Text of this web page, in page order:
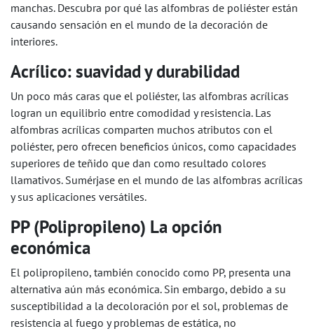
manchas. Descubra por qué las alfombras de poliéster están
causando sensación en el mundo de la decoración de
interiores.
Acrílico: suavidad y durabilidad
Un poco más caras que el poliéster, las alfombras acrílicas
logran un equilibrio entre comodidad y resistencia. Las
alfombras acrílicas comparten muchos atributos con el
poliéster, pero ofrecen beneficios únicos, como capacidades
superiores de teñido que dan como resultado colores
llamativos. Sumérjase en el mundo de las alfombras acrílicas
y sus aplicaciones versátiles.
PP (Polipropileno) La opción
económica
El polipropileno, también conocido como PP, presenta una
alternativa aún más económica. Sin embargo, debido a su
susceptibilidad a la decoloración por el sol, problemas de
resistencia al fuego y problemas de estática, no